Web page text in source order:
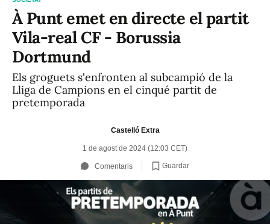
À Punt emet en directe el partit
Vila-real CF - Borussia
Dortmund
Els groguets s'enfronten al subcampió de la
Lliga de Campions en el cinqué partit de
pretemporada
Castelló Extra
1 de agost de 2024 (12:03 CET)
Comentaris Guardar